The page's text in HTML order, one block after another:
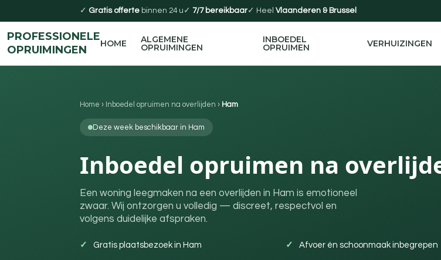
✓ Gratis offerte binnen 24 u ✓ 7/7 bereikbaar✓ Heel Vlaanderen & Brussel
PROFESSIONELE
OPRUIMINGEN
HOME ALGEMENE
OPRUIMINGEN
INBOEDEL
OPRUIMEN VERHUIZINGEN
Home › Inboedel opruimen na overlijden › Ham
Deze week beschikbaar in Ham
Inboedel opruimen na
Een woning leegmaken na een overlijden in Ham is emotioneel
zwaar. Wij ontzorgen u volledig — discreet, respectvol en
volgens duidelijke afspraken.
Gratis plaatsbezoek in Ham Afvoer én schoonmaak inbegrepen